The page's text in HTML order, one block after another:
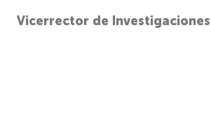
Vicerrector de Investigaciones